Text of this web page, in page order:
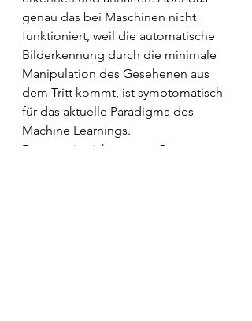
genau das bei Maschinen nicht
funktioniert, weil die automatische
Bilderkennung durch die minimale
Manipulation des Gesehenen aus
dem Tritt kommt, ist symptomatisch
für das aktuelle Paradigma des
Machine Learnings.
Da verweise ich stets an Gary